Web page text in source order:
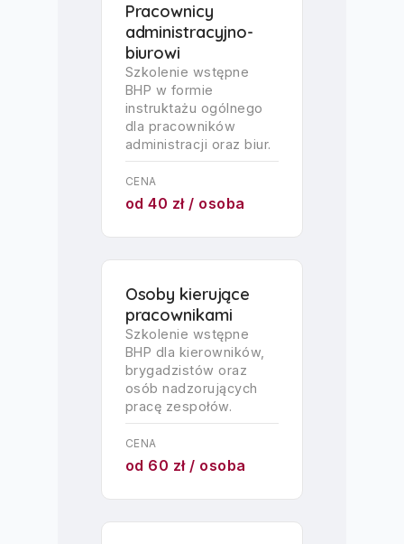
Pracownicy
administracyjno-
biurowi
Szkolenie wstępne
BHP w formie
instruktażu ogólnego
dla pracowników
administracji oraz biur.
CENA
od 40 zł / osoba
Osoby kierujące
pracownikami
Szkolenie wstępne
BHP dla kierowników,
brygadzistów oraz
osób nadzorujących
pracę zespołów.
CENA
od 60 zł / osoba